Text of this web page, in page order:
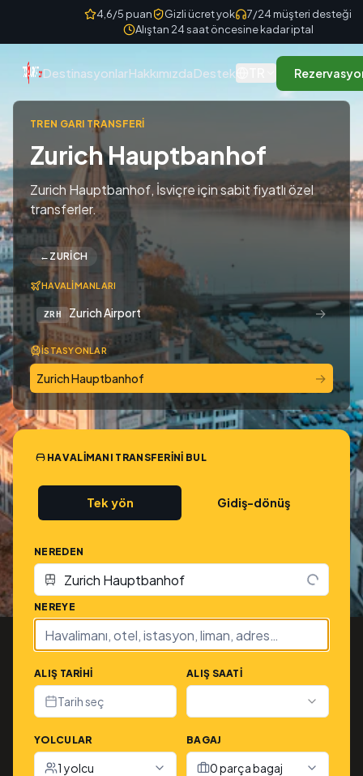
Skip to content 4,6/5 puan Gizli ücret yok
7/24 müşteri desteği
Alıştan 24 saat öncesine kadar iptal
DestinasyonlarHakkımızdaDestek
TREN GARI TRANSFERI
Zurich Hauptbanhof
Zurich Hauptbanhof, İsviçre için sabit fiyatlı özel
transferler.
← ZURICH
HAVALIMANLARI
ZRH Zurich Airport →
İSTASYONLAR
Zurich Hauptbanhof →
HAVALIMANI TRANSFERINI BUL
Tek yön Gidiş-dönüş
NEREDEN
NEREYE
ALIŞ TARIHI
Tarih seç
ALIŞ SAATI
YOLCULAR
1 yolcu
BAGAJ
0 parça bagaj